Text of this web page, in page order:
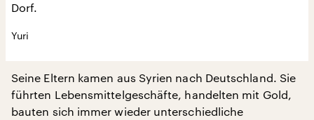
Dorf.
Yuri
Seine Eltern kamen aus Syrien nach Deutschland. Sie
führten Lebensmittelgeschäfte, handelten mit Gold,
bauten sich immer wieder unterschiedliche